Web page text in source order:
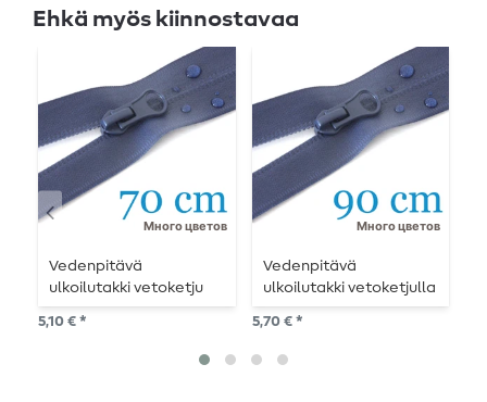
Ehkä myös kiinnostavaa
Много цветов
Vedenpitävä
ulkoilutakki vetoketju
jaettavissa 70 cm
5,10 € *
Много цветов
Vedenpitävä
ulkoilutakki vetoketjulla
jaettava 90 cm
5,70 € *